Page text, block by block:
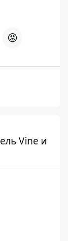
😡
Vine и